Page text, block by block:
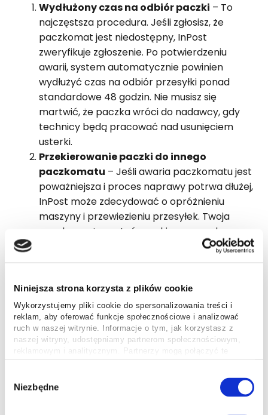
Niniejsza strona korzysta z plików cookie
Wykorzystujemy pliki cookie do spersonalizowania treści i
reklam, aby oferować funkcje społecznościowe i analizować
ruch w naszej witrynie. Informacje o tym, jak korzystasz z
naszej witryny, udostępniamy partnerom społecznościowym,
reklamowym i analitycznym. Partnerzy mogą połączyć te
zgody
Niezbędne
Wydłużony czas na odbiór paczki – To
najczęstsza procedura. Jeśli zgłosisz, że
paczkomat jest niedostępny, InPost
zweryfikuje zgłoszenie. Po potwierdzeniu
awarii, system automatycznie powinien
wydłużyć czas na odbiór przesyłki ponad
standardowe 48 godzin. Nie musisz się
martwić, że paczka wróci do nadawcy, gdy
technicy będą pracować nad usunięciem
usterki.
Przekierowanie paczki do innego
paczkomatu – Jeśli awaria paczkomatu jest
poważniejsza i proces naprawy potrwa dłużej,
InPost może zdecydować o opróżnieniu
maszyny i przewiezieniu przesyłek. Twoja
paczka może zostać przekierowana do
powiadomienie (SMS lub w aplikacji mobilnej)
z nową lokalizacją odbioru. Dotyczy to
zarówno paczek nadawanych przez InPost,
jak i innych operatorów oferującychprzesyłki
z doręczeniem do punktu
ostateczność. Dzieje się tak tylko wtedy, gdy
termin odbioru minie, awaria nie zostanie